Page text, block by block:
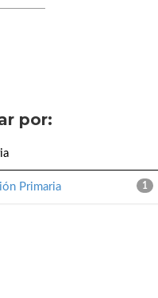
por:
1
Primaria